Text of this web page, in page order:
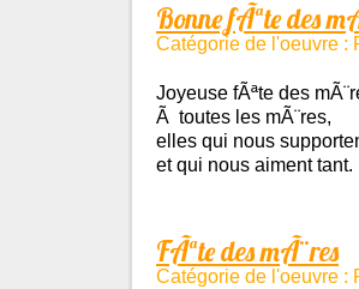
Bonne fÃªte des
Catégorie de l'oeuvre :
Joyeuse fÃªte des
Ã toutes les mÃ¨res,
elles qui nous
et qui nous aiment tant.
FÃªte des mÃ¨res
Catégorie de l'oeuvre :